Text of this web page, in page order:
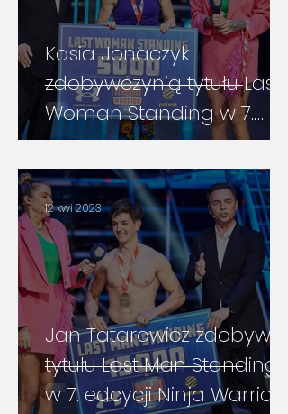
Kasia Jonaczyk
zdobywczynią tytułu Last
Woman Standing w 7.
edycji Ninja Warrior Polska
Jan Tatarowicz zdobywcą
tytułu Last Man Standing
w 7. edcycji Ninja Warrior
12 kwi 2023